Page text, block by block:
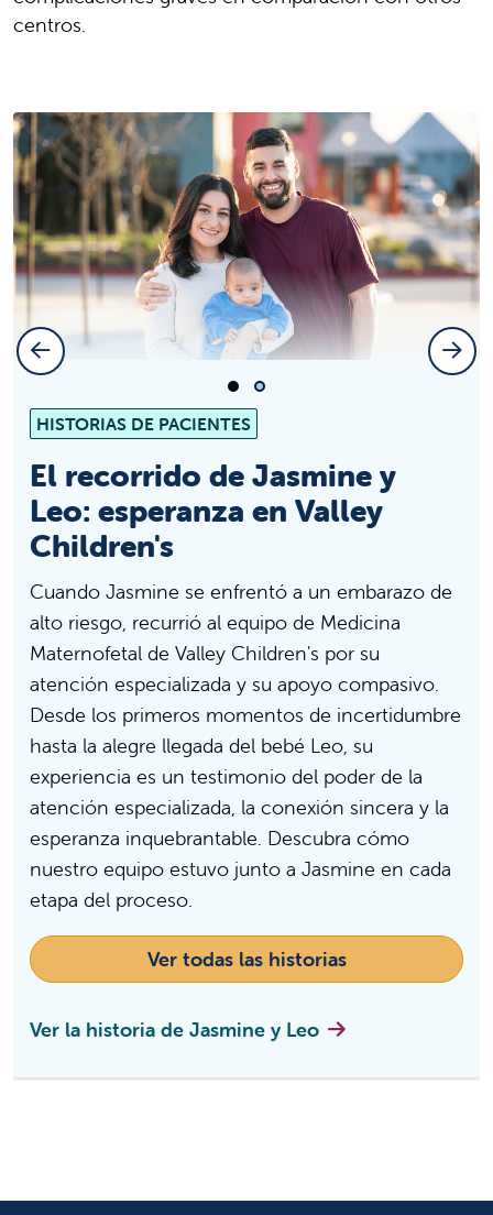
centros.
HISTORIAS DE PACIENTES
El recorrido de Jasmine y
Leo: esperanza en Valley
Children's
Cuando Jasmine se enfrentó a un embarazo de
alto riesgo, recurrió al equipo de Medicina
Maternofetal de Valley Children's por su
atención especializada y su apoyo compasivo.
Desde los primeros momentos de incertidumbre
hasta la alegre llegada del bebé Leo, su
experiencia es un testimonio del poder de la
atención especializada, la conexión sincera y la
esperanza inquebrantable. Descubra cómo
nuestro equipo estuvo junto a Jasmine en cada
etapa del proceso.
Ver todas las historias
Ver la historia de Jasmine y Leo
Diapositiva 1
Diapositiva 2
Diapositiva anterior